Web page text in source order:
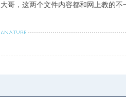
大哥，这两个文件内容都和网上教的不